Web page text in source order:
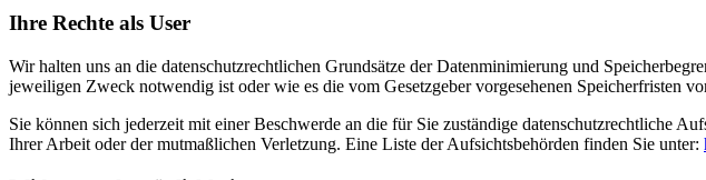
Ihre Rechte als User
Wir halten uns an die datenschutzrechtlichen Grundsätze der Datenminimierung und
jeweiligen Zweck notwendig ist oder wie es die vom Gesetzgeber vorgesehenen Speicherfristen
Sie können sich jederzeit mit einer Beschwerde an die für Sie zuständige datenschutzrechtliche
Ihrer Arbeit oder der mutmaßlichen Verletzung. Eine Liste der Aufsichtsbehörden finden Sie unter: